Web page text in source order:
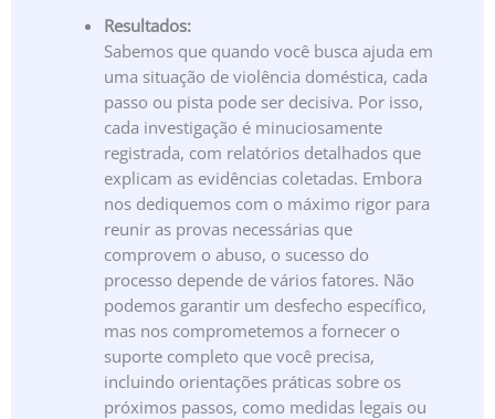
Resultados:
Sabemos que quando você busca ajuda em
uma situação de violência doméstica, cada
passo ou pista pode ser decisiva. Por isso,
cada investigação é minuciosamente
registrada, com relatórios detalhados que
explicam as evidências coletadas. Embora
nos dediquemos com o máximo rigor para
reunir as provas necessárias que
comprovem o abuso, o sucesso do
processo depende de vários fatores. Não
podemos garantir um desfecho específico,
mas nos comprometemos a fornecer o
suporte completo que você precisa,
incluindo orientações práticas sobre os
próximos passos, como medidas legais ou